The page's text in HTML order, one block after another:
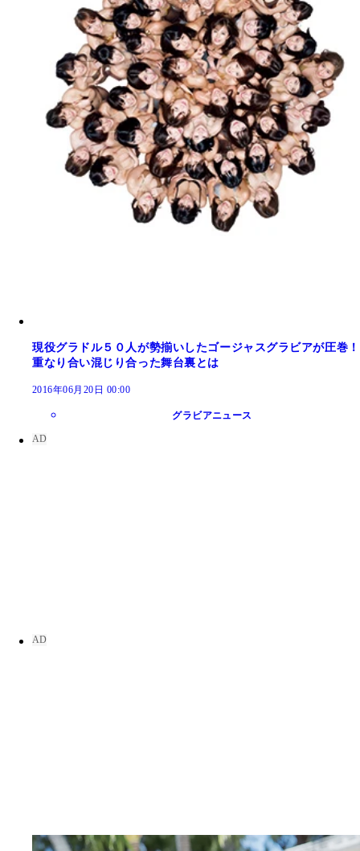
現役グラドル５０人が勢揃いしたゴージャスグラビアが圧巻！
重なり合い混じり合った舞台裏とは
2016年06月20日 00:00
グラビアニュース